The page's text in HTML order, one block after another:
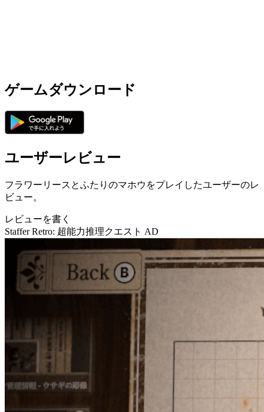
ゲームダウンロード
ユーザーレビュー
フラワーリースとふたりのマホウをプレイしたユーザーのレ
ビュー。
レビューを書く
Staffer Retro: 超能力推理クエスト AD